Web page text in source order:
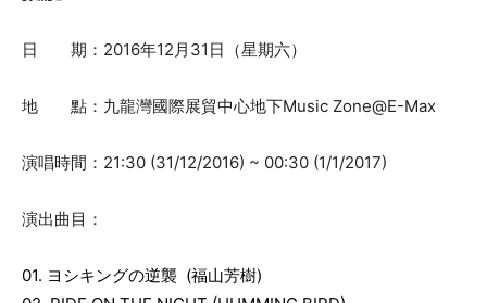
日 期： 2016年12 月 31 日（星期六）
地 點：九龍灣國際展貿中心地下Music Zone@E-Max
演唱時間： 21:30 (31/12/2016) ~ 00:30 (1/1/2017)
演出曲目：
01. ヨシキングの逆襲 (福山芳樹)